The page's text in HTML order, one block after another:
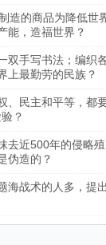
造的商品为降低世
能，造福世界？
双手写书法；编织
上最勤劳的民族？
、民主和平等，都
？
去近500年的侵略
伪造的？
海战术的人多，提